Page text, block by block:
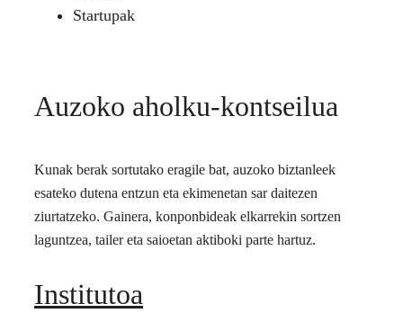
Startupak
Auzoko aholku-kontseilua
Kunak berak sortutako eragile bat, auzoko biztanleek
esateko dutena entzun eta ekimenetan sar daitezen
ziurtatzeko. Gainera, konponbideak elkarrekin sortzen
laguntzea, tailer eta saioetan aktiboki parte hartuz.
Institutoa